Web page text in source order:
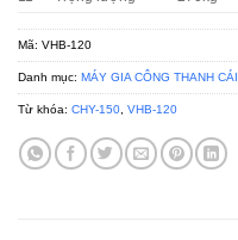
Mã: VHB-120
Danh mục: MÁY GIA CÔNG THANH CÁI
Từ khóa: CHY-150 VHB-120